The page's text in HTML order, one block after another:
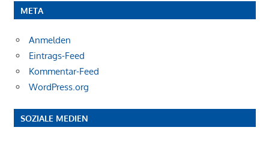
META
Anmelden
Eintrags-Feed
Kommentar-Feed
WordPress.org
SOZIALE MEDIEN